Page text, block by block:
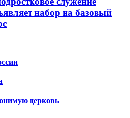
набор на базовый
церковь